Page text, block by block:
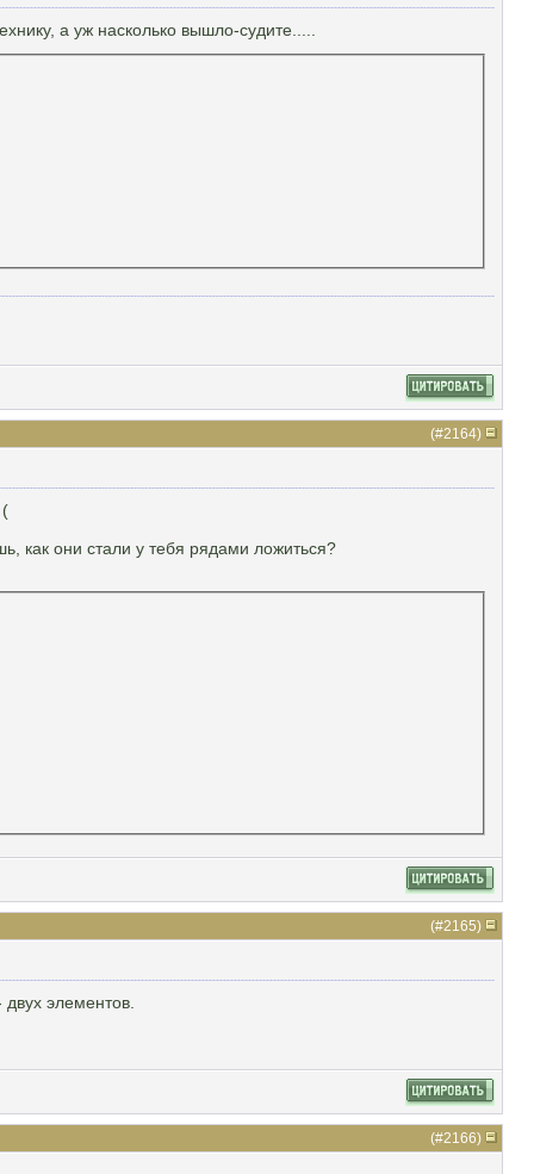
а уж насколько вышло-судите.....
(#2164)
как они стали у тебя рядами ложиться?
(#2165)
элементов.
(#2166)